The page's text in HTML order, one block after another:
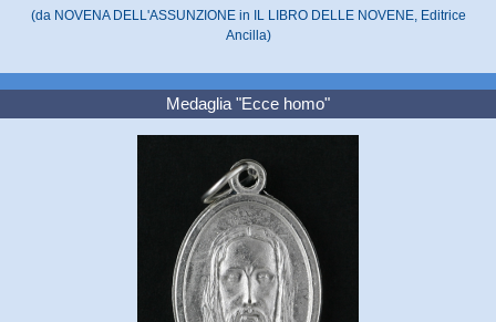
(da NOVENA DELL'ASSUNZIONE in IL LIBRO DELLE NOVENE, Editrice
Ancilla)
Medaglia "Ecce homo"